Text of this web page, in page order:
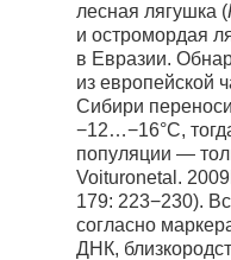
лесная лягушка (
и остромордая
в Евразии.
из европейской
Сибири
−12…−16°C,
популяции —
Voituronetal.
179: 223−230).
согласно
ДНК,